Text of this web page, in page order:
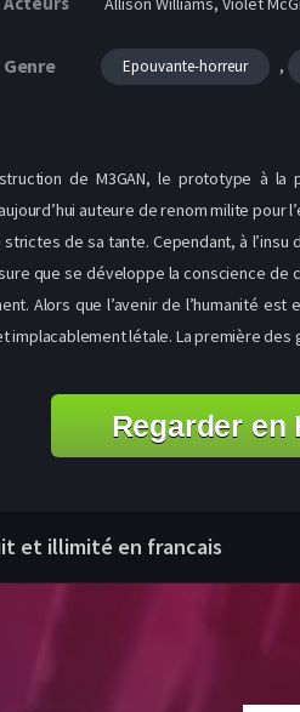
Genre Epouvante-horreur ,
de M3GAN, le prototype à la
auteure de renom milite
de sa tante. Cependant, à
que se développe la conscience
Alors que l’avenir de l’humanité
implacablement létale. La première
Regarder en
et illimité en francais